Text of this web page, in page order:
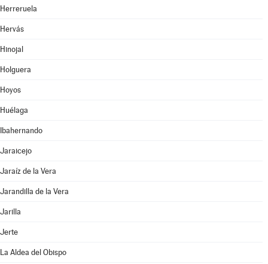
Herreruela
Hervás
Hinojal
Holguera
Hoyos
Huélaga
Ibahernando
Jaraicejo
Jaraíz de la Vera
Jarandilla de la Vera
Jarilla
Jerte
La Aldea del Obispo